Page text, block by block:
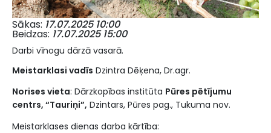
Sākas 17.07.2025 10:00
Beidzas 17.07.2025 15:00
Darbi vīnogu dārzā vasarā.
Meistarklasi vadīs Dzintra Dēķena, Dr.agr.
Norises vieta: Dārzkopības institūta Pūres pētījumu
centrs, “Tauriņi”, Dzintars, Pūres pag., Tukuma nov.
Meistarklases dienas darba kārtība: